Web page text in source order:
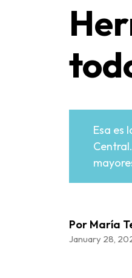
Esa es
Por María
January 28,